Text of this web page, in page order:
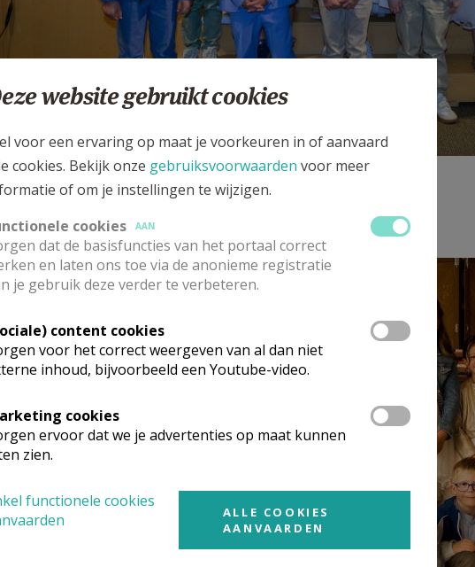
eerste communicanten, dat verdient een dikke pluim.
Wielsbeke
website gebruikt cookies
voor een ervaring op maat je voorkeuren in of aanvaard
cookies. Bekijk onze gebruiksvoorwaarden voor meer
of om je instellingen te wijzigen.
cookies
AAN
dat de basisfuncties van het portaal correct
en laten ons toe via de anonieme registratie
je gebruik deze verder te verbeteren.
content cookies
voor het correct weergeven van al dan niet
inhoud, bijvoorbeeld een Youtube-video.
cookies
ervoor dat we je advertenties op maat kunnen
zien.
functionele cookies
ALLE COOKIES
AANVAARDEN